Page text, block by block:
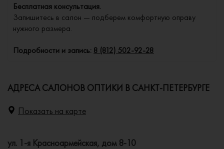
Бесплатная консультация.
Запишитесь в салон — подберем комфортную оправу
нужного размера.
Подробности и запись: 8 (812) 502-92-28
АДРЕСА САЛОНОВ ОПТИКИ В САНКТ-ПЕТЕРБУРГЕ
Показать на карте
ул. 1-я Красноармейская, дом 8-10